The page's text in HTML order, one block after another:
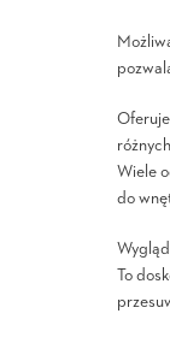
Wiele
do
To